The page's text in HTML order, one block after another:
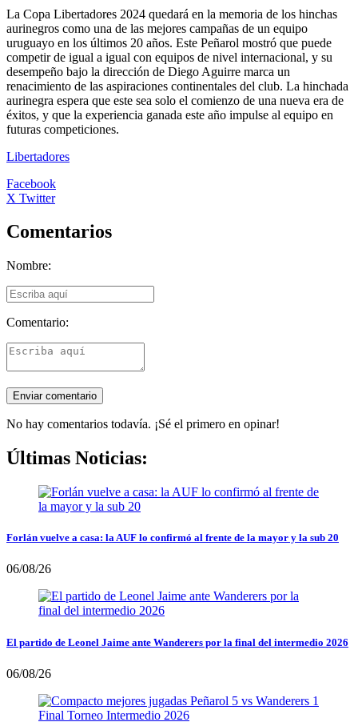
La Copa Libertadores 2024 quedará en la memoria de los hinchas
aurinegros como una de las mejores campañas de un equipo
uruguayo en los últimos 20 años. Este Peñarol mostró que puede
competir de igual a igual con equipos de nivel internacional, y su
desempeño bajo la dirección de Diego Aguirre marca un
renacimiento de las aspiraciones continentales del club. La hinchada
aurinegra espera que este sea solo el comienzo de una nueva era de
éxitos, y que la experiencia ganada este año impulse al equipo en
futuras competiciones.
Libertadores
Facebook
X Twitter
Comentarios
Nombre:
Comentario:
No hay comentarios todavía. ¡Sé el primero en opinar!
Últimas Noticias:
Forlán vuelve a casa: la AUF lo confirmó al frente de la mayor y la sub 20
06/08/26
El partido de Leonel Jaime ante Wanderers por la final del intermedio 2026
06/08/26